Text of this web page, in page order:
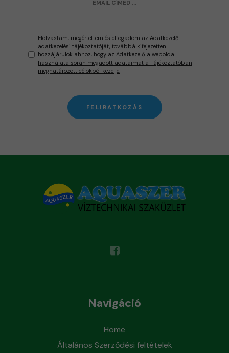
Elolvastam, megértettem és elfogadom az Adatkezelő
adatkezelési tájékoztatóját, továbbá kifejezetten
hozzájárulok ahhoz, hogy az Adatkezelő a weboldal
használata során megadott adataimat a Tájékoztatóban
meghatározott célokból kezelje.
FELIRATKOZÁS
Navigáció
Home
Általános Szerződési feltételek